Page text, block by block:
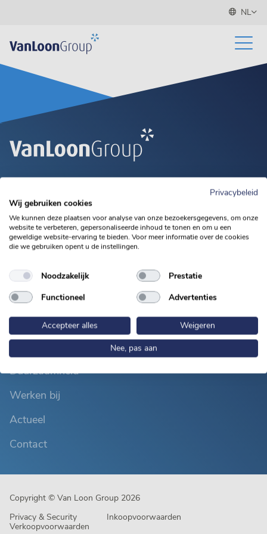
NL
info@vanloongroup.com
Van Loon Group
Over ons
Producten
Duurzaamheid
Werken bij
Actueel
Contact
Copyright © Van Loon Group 2026
Privacy & Security
Inkoopvoorwaarden
Verkoopvoorwaarden
Privacybeleid
Wij gebruiken cookies
We kunnen deze plaatsen voor analyse van onze bezoekersgegevens, om onze
website te verbeteren, gepersonaliseerde inhoud te tonen en om u een
geweldige website-ervaring te bieden. Voor meer informatie over de cookies
die we gebruiken opent u de instellingen.
Noodzakelijk
Prestatie
Functioneel
Advertenties
Accepteer alles
Weigeren
Nee, pas aan